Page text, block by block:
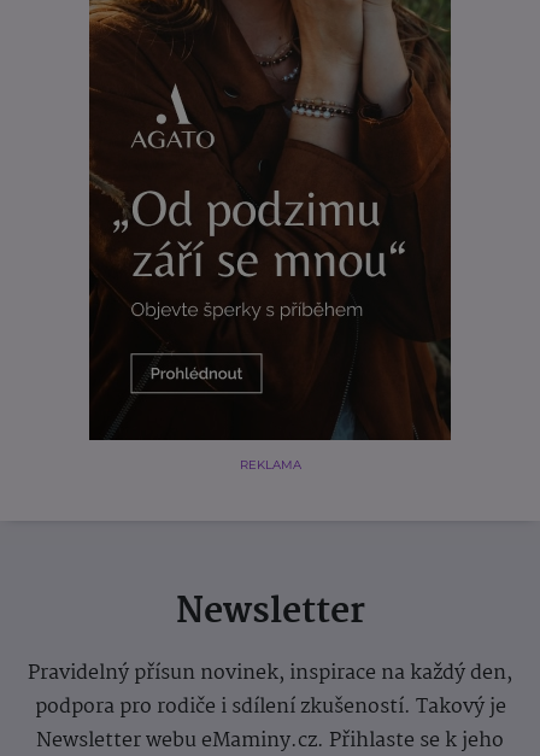
REKLAMA
Newsletter
Pravidelný přísun novinek, inspirace na každý den,
podpora pro rodiče i sdílení zkušeností. Takový je
Newsletter webu eMaminy.cz. Přihlaste se k jeho